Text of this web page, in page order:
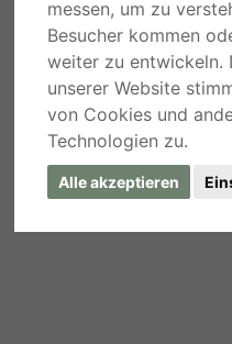
messen, um zu
Besucher kommen
weiter zu entwickeln.
unserer Website
von Cookies und
Technologien zu.
Alle akzeptieren